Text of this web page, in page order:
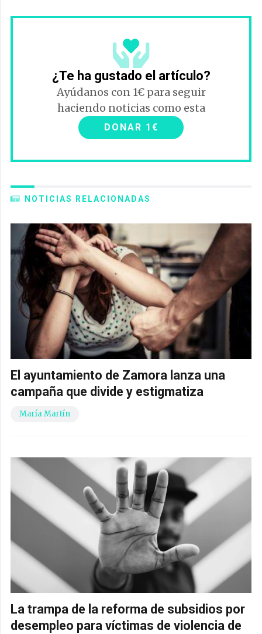
¿Te ha gustado el artículo?
Ayúdanos con 1€ para seguir
haciendo noticias como esta
DONAR 1€
NOTICIAS RELACIONADAS
El ayuntamiento de Zamora lanza una
campaña que divide y estigmatiza
María Martín
La trampa de la reforma de subsidios por
desempleo para víctimas de violencia de